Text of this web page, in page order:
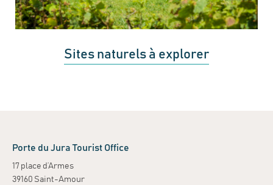
Sites naturels à explorer
Porte du Jura Tourist Office
17 place d’Armes
39160 Saint-Amour